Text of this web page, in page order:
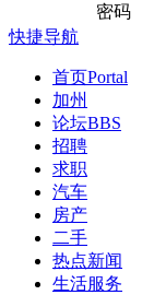
密码
快捷导航
首页Portal
加州
论坛BBS
招聘
求职
汽车
房产
二手
热点新闻
生活服务